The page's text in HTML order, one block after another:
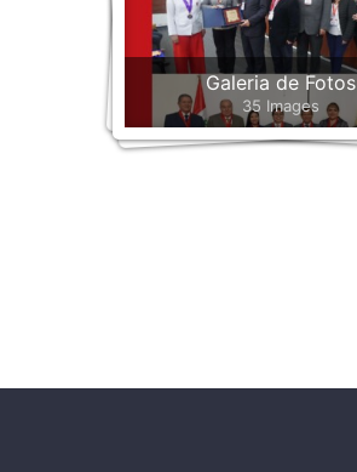
Galeria de Fotos
35 Images